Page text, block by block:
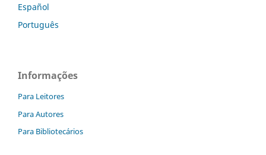
Español
Português
Informações
Para Leitores
Para Autores
Para Bibliotecários